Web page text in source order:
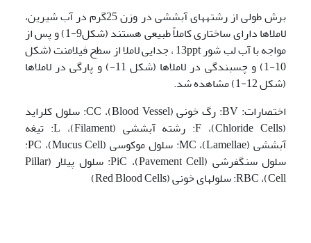
برش طولی از رشته­های آبششی در وزن 25گرم در آب شیرین،
لاملاها دارای ساختاری کاملاً طبیعی هستند (شکل9-1) و پس از
مواجه با آب لب شور 13ppt ، جدایی لاملا از سطح فیلامنت (شکل
10-1) و چسبندگی در لاملاها (شکل 11-) و پارگی در لاملاها
(شکل 12-1) مشاهده شد.
اختصارات: BV: رگ خونی (Blood Vessel)، CC: سلول کلراید
(Chloride Cells)، F: رشته آبششی (Filament)، L: تیغه
آبششی (Lamellae)، MC: سلول موکوسی (Mucus Cell)، PC:
سلول سنگفرشی (Pavement Cell)، PiC: سلول پیلار (Pillar
Cell)، RBC: سلولهای خونی (Red Blood Cells)